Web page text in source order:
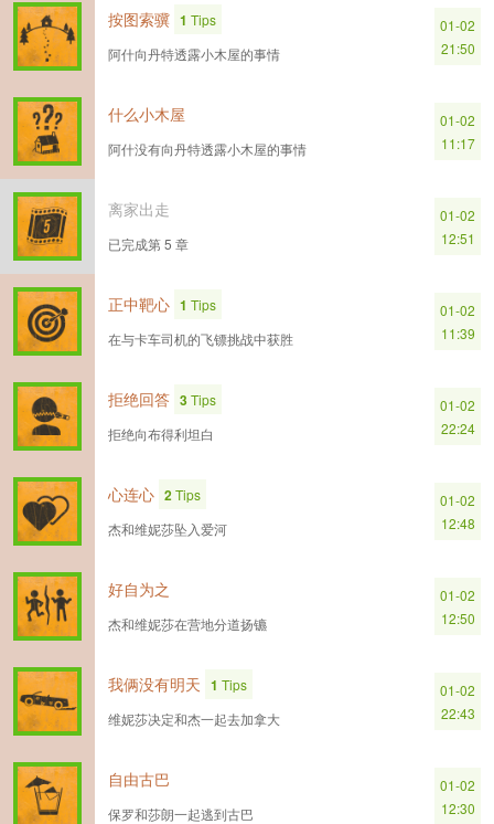
按图索骥 1 Tips
阿什向丹特透露小木屋的事情
01-02
21:50
什么小木屋
阿什没有向丹特透露小木屋的事情
01-02
11:17
离家出走
已完成第 5 章
01-02
12:51
正中靶心 1 Tips
在与卡车司机的飞镖挑战中获胜
01-02
11:39
拒绝回答 3Tips
拒绝向布得利坦白
01-02
22:24
心连心 2Tips
杰和维妮莎坠入爱河
01-02
12:48
好自为之
杰和维妮莎在营地分道扬镳
01-02
12:50
我俩没有明天 1 Tips
维妮莎决定和杰一起去加拿大
01-02
22:43
自由古巴
保罗和莎朗一起逃到古巴
01-02
12:30